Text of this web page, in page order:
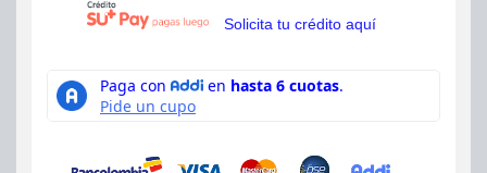
Solicita tu crédito aquí